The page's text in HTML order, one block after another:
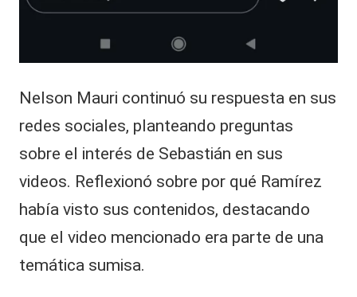
Nelson Mauri continuó su respuesta en sus
redes sociales, planteando preguntas
sobre el interés de Sebastián en sus
videos. Reflexionó sobre por qué Ramírez
había visto sus contenidos, destacando
que el video mencionado era parte de una
temática sumisa.